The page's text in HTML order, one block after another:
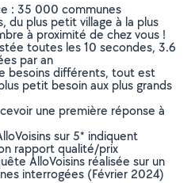
: 35 000 communes
du plus petit village à la plus
à proximité de chez vous !
toutes les 10 secondes, 3.6
par an
besoins différents, tout est
petit besoin aux plus grands
une première réponse à
sur 5* indiquent
rapport qualité/prix
AlloVoisins réalisée sur un
interrogées (Février 2024)